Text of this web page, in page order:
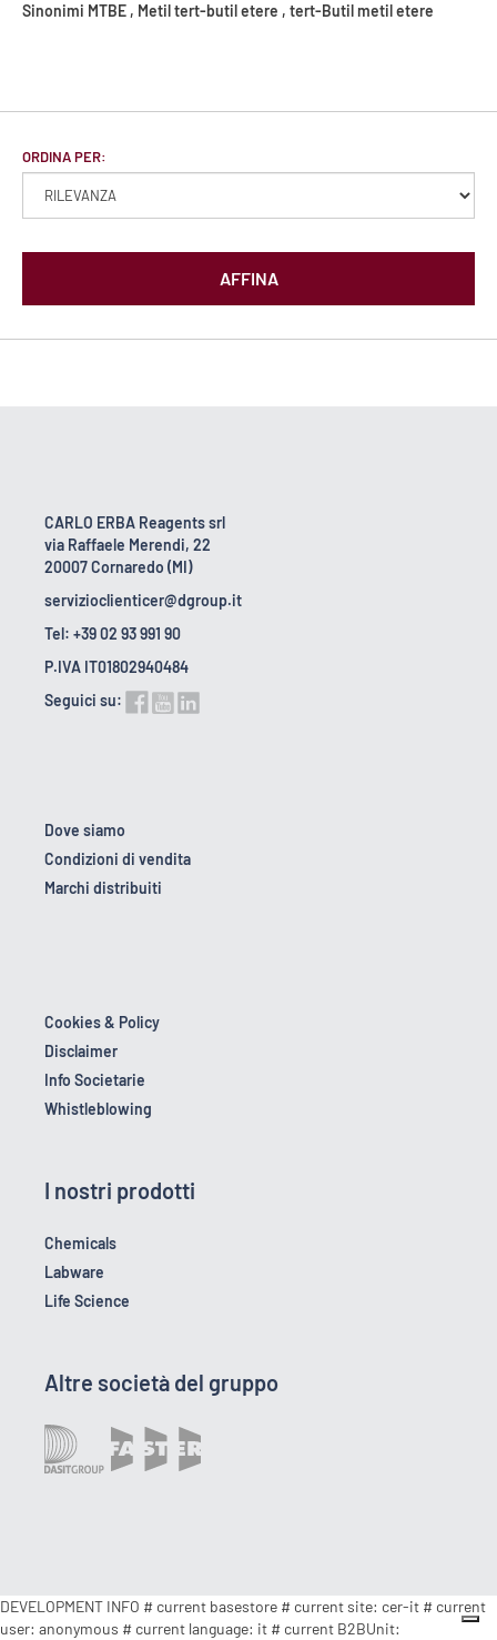
Sinonimi MTBE , Metil tert-butil etere , tert-Butil metil etere
ORDINA PER:
AFFINA
CARLO ERBA Reagents srl
via Raffaele Merendi, 22
20007 Cornaredo (MI)
servizioclienticer@dgroup.it
Tel: +39 02 93 991 90
P.IVA IT01802940484
Seguici su:
Dove siamo
Condizioni di vendita
Marchi distribuiti
Cookies & Policy
Disclaimer
Info Societarie
Whistleblowing
I nostri prodotti
Chemicals
Labware
Life Science
Altre società del gruppo
DEVELOPMENT INFO # current basestore # current site: cer-it # current
user: anonymous # current language: it # current B2BUnit: